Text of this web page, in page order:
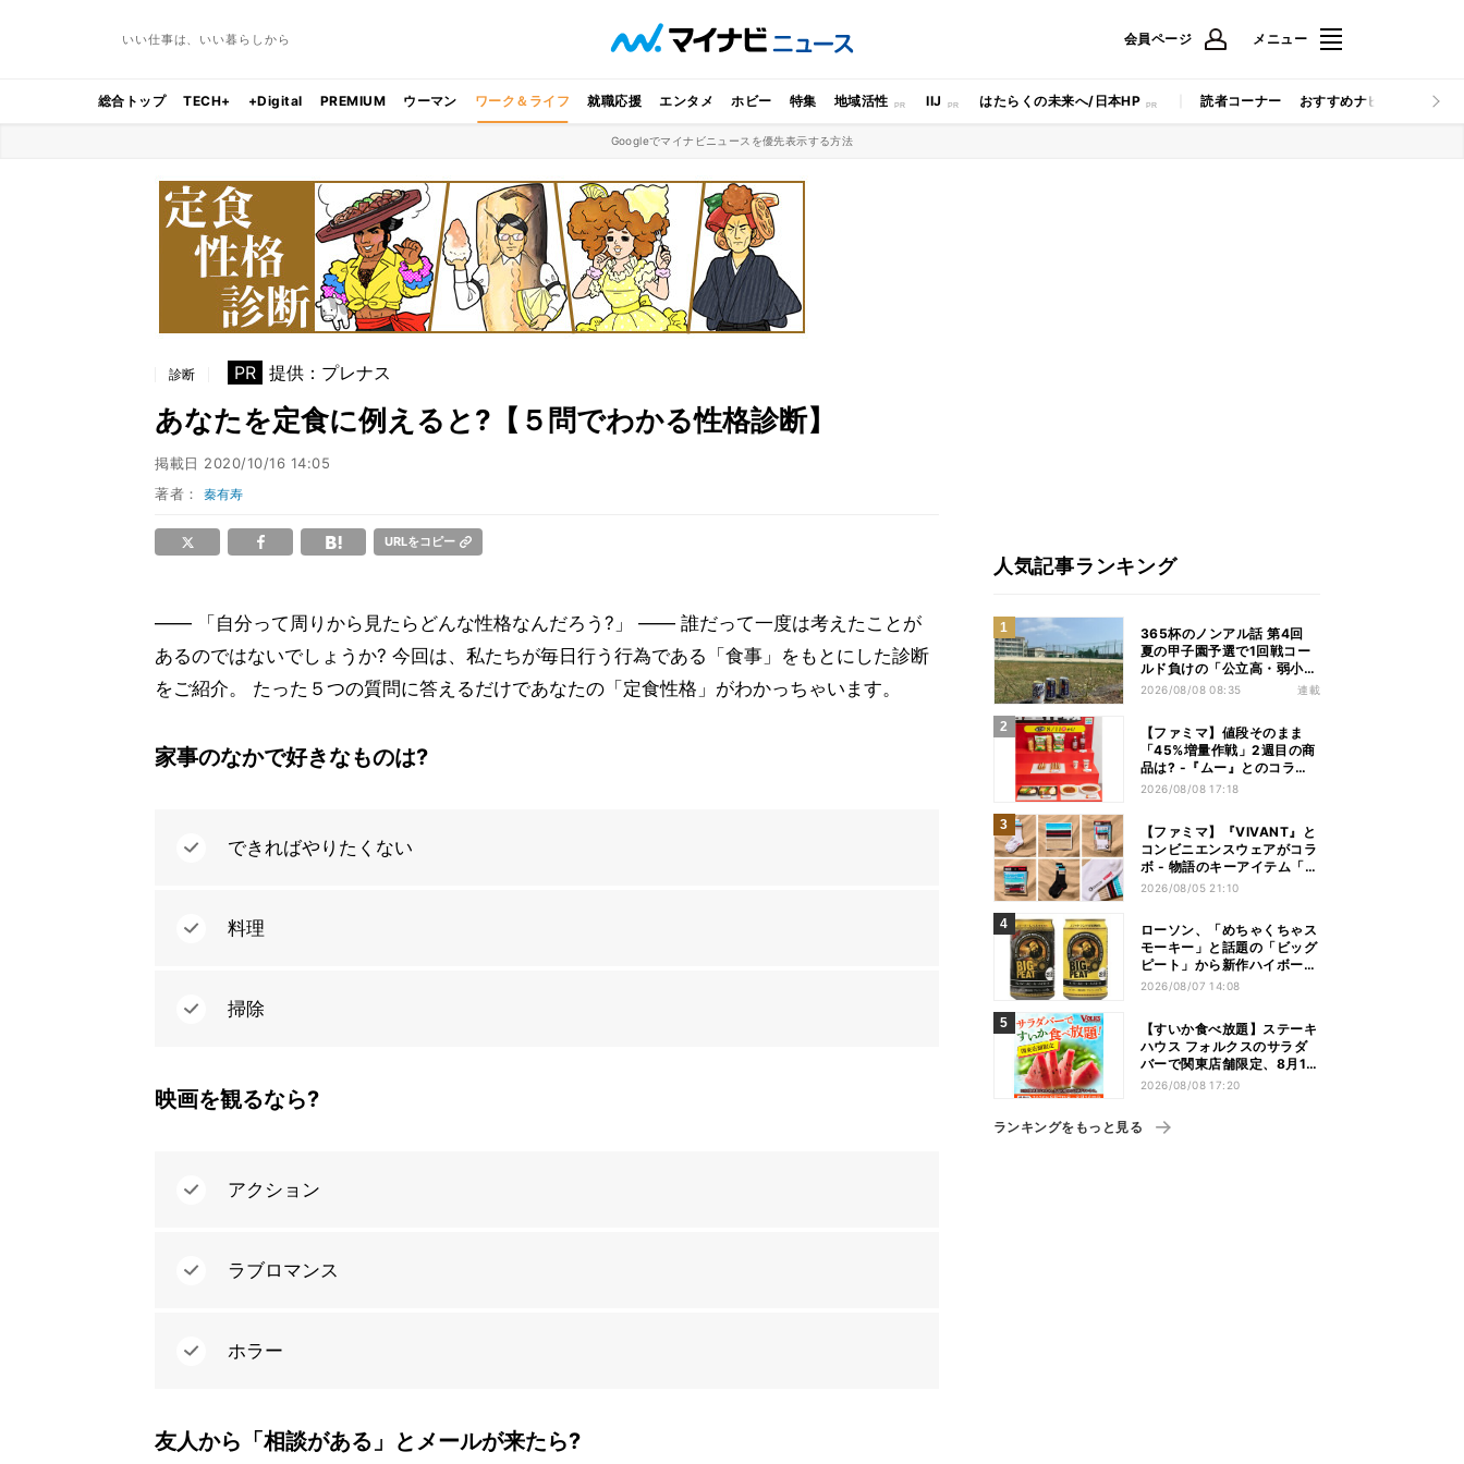
いい仕事は、いい暮らしから 会員ページ メニュー
総合トップ TECH+ +Digital PREMIUM ウーマン ワーク＆ライフ 就職応援 エンタメ ホビー 特集 地域活性 IIJ はたらくの未来へ/日本HP 読者コーナー おすすめナビ マイナビ
Googleでマイナビニュースを優先表示する方法
診断 PR 提供：プレナス
あなたを定食に例えると?【５問でわかる性格診断】
掲載日 2020/10/16 14:05
著者：秦有寿
URLをコピー
―― 「自分って周りから見たらどんな性格なんだろう?」 ―― 誰だって一度は考えたことが
あるのではないでしょうか? 今回は、私たちが毎日行う行為である「食事」をもとにした診断
をご紹介。 たった５つの質問に答えるだけであなたの「定食性格」がわかっちゃいます。
家事のなかで好きなものは?
できればやりたくない
料理
掃除
映画を観るなら?
アクション
ラブロマンス
ホラー
友人から「相談がある」とメールが来たら?
人気記事ランキング
365杯のノンアル話 第4回
夏の甲子園予選で1回戦コー
ルド負けの「公立高・弱小野
球部」 3年生の引退試合後、
2026/08/08 08:35 連載
【ファミマ】値段そのまま
「45%増量作戦」2週目の商
品は? -『ムー』とのコラボ
グッズもオンラインに登場
2026/08/08 17:18
【ファミマ】『VIVANT』と
コンビニエンスウェアがコラ
ボ - 物語のキーアイテム「別
班饅頭」も発売
2026/08/05 21:10
ローソン、「めちゃくちゃス
モーキー」と話題の「ビッグ
ピート」から新作ハイボール
缶＆ミニボトル発売
2026/08/07 14:08
【すいか食べ放題】ステーキ
ハウス フォルクスのサラダ
バーで関東店舗限定、8月16
日まで開催
2026/08/08 17:20
ランキングをもっと見る